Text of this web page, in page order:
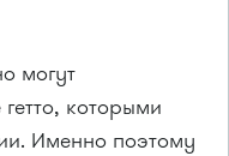
могут
которыми
Именно поэтому